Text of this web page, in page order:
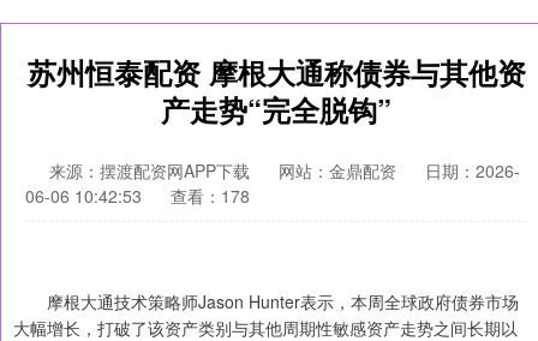
苏州恒泰配资 摩根大通称债券与其他资
产走势“完全脱钩”
来源：摆渡配资网APP下载 网站：金鼎配资
日期：2026-
06-06 10:42:53
查看：178
摩根大通技术策略师Jason Hunter表示，本周全球政府债券市场
大幅增长，打破了该资产类别与其他周期性敏感资产走势之间长期以